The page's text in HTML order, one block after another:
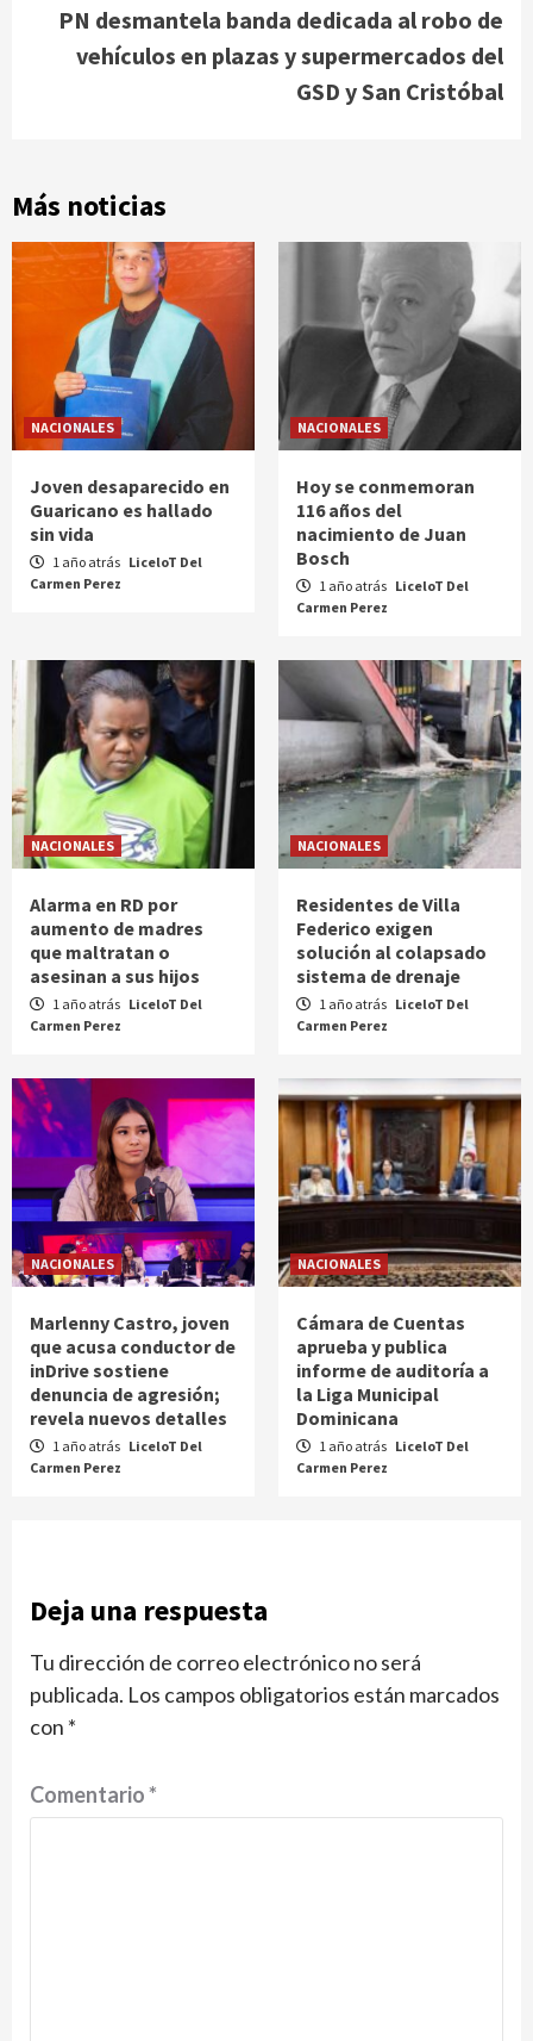
PN desmantela banda dedicada al robo de
vehículos en plazas y supermercados del
GSD y San Cristóbal
Más noticias
NACIONALES
Joven desaparecido en
Guaricano es hallado
sin vida
1 año atrás LiceloT Del
Carmen Perez
NACIONALES
Hoy se conmemoran
116 años del
nacimiento de Juan
Bosch
1 año atrás LiceloT Del
Carmen Perez
NACIONALES
Alarma en RD por
aumento de madres
que maltratan o
asesinan a sus hijos
1 año atrás LiceloT Del
Carmen Perez
NACIONALES
Residentes de Villa
Federico exigen
solución al colapsado
sistema de drenaje
1 año atrás LiceloT Del
Carmen Perez
NACIONALES
Marlenny Castro, joven
que acusa conductor de
inDrive sostiene
denuncia de agresión;
revela nuevos detalles
1 año atrás LiceloT Del
Carmen Perez
NACIONALES
Cámara de Cuentas
aprueba y publica
informe de auditoría a
la Liga Municipal
Dominicana
1 año atrás LiceloT Del
Carmen Perez
Deja una respuesta
Tu dirección de correo electrónico no será
publicada. Los campos obligatorios están marcados
con *
Comentario*